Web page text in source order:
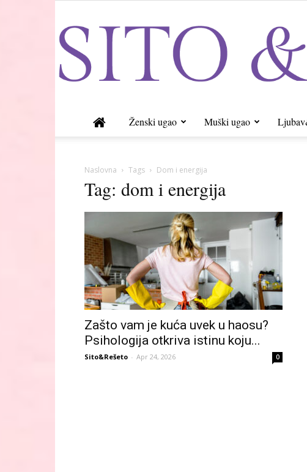
Ženski ugao Muški ugao
Naslovna Tags Dom i energija
Tag: dom i energija
Zašto vam je kuća uvek u haosu?
Psihologija otkriva istinu koju...
Sito&Rešeto - Apr 24, 2026 0